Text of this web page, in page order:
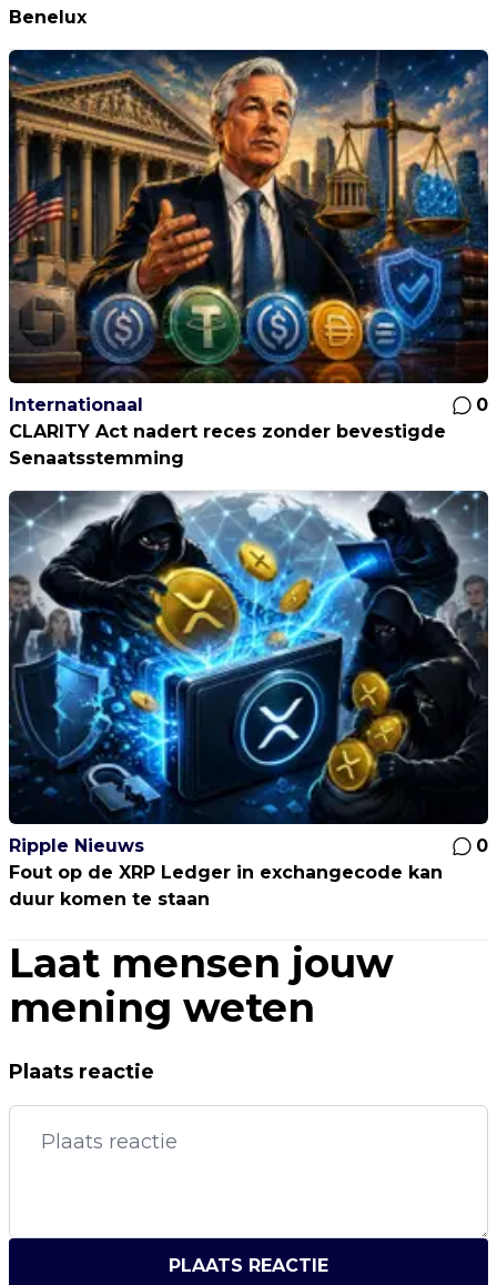
Benelux
Internationaal
0
CLARITY Act nadert reces zonder bevestigde
Senaatsstemming
Ripple Nieuws
0
Fout op de XRP Ledger in exchangecode kan
duur komen te staan
Laat mensen jouw
mening weten
Plaats reactie
PLAATS REACTIE